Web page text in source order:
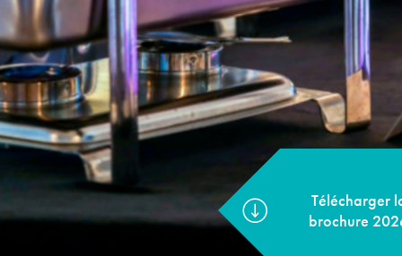
Télécharger la
brochure 2026